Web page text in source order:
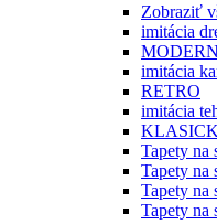
Zobraziť
imitácia
imitácia
RETRO
imitácia
Tapety na
Tapety na
Tapety na
Tapety na